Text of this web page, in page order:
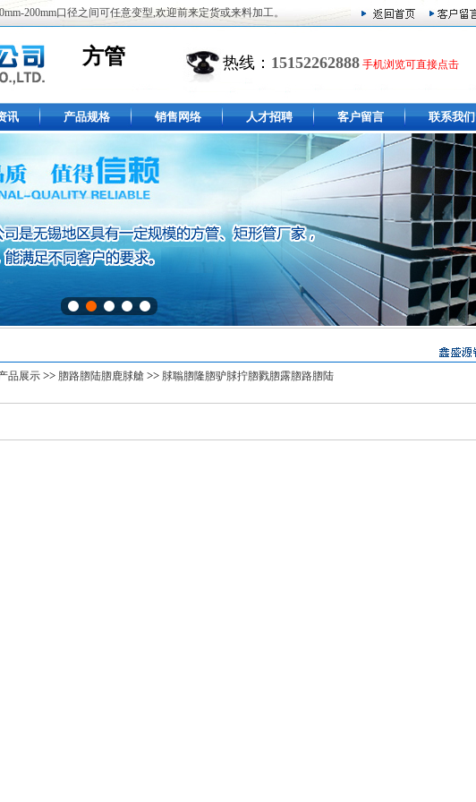
200mm口径之间可任意变型,欢迎前来定货或来料加工。
方管 热线： 15152262888 手机浏览可直接点击
讯 产品规格 销售网络 人才招聘 客户留言 联系我们
品展示 >> 脗路脗陆脗鹿脙艙 >> 脙聬脗隆脗驴脙拧脗戮脗露脗路脗陆